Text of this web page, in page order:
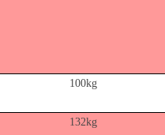
100kg
132kg